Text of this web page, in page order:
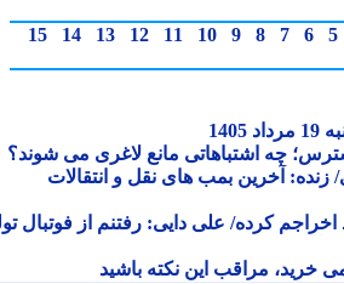
6
7
8
9
10
11
12
13
14
15
چه اشتباهاتی مانع لاغری می شوند؟
آخرین بمب های نقل و انتقالات
کرده/ علی دایی: رفتنم از فوتبال تولد
مراقب این نکته باشید